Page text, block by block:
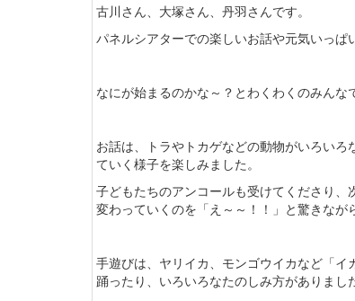
古川さん、大塚さん、丹羽さんです。
パネルシアターでの楽しいお話や元気いっぱ
なにが始まるのかな～？とわくわくのみんな
お話は、トラやトカゲなどの動物がいろい
ていく様子を楽しみました。
子どもたちのアンコールも受けてくださり
変わっていくのを「え～～！！」と驚きなが
手遊びは、ヤリイカ、モンゴウイカなど「
踊ったり、いろいろなたのしみ方がありました